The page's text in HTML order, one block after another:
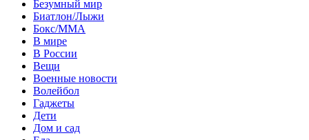
Безумный мир
Биатлон/Лыжи
Бокс/MMA
В мире
В России
Вещи
Военные новости
Волейбол
Гаджеты
Дети
Дом и сад